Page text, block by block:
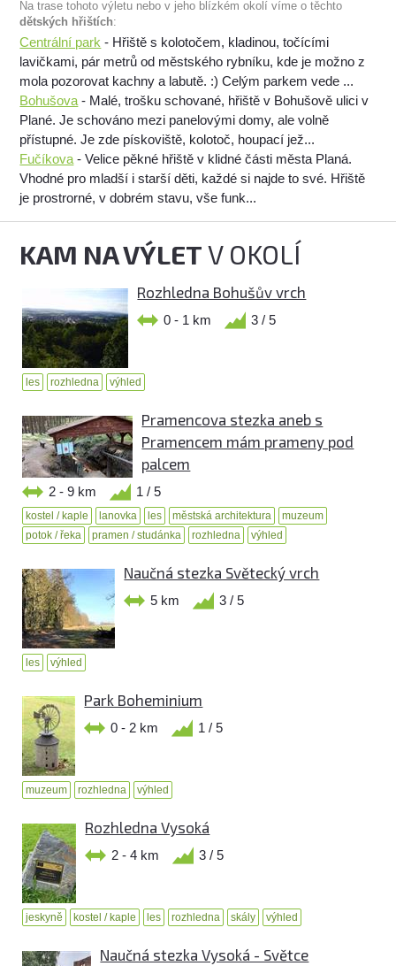
Na trase tohoto výletu nebo v jeho blízkém okolí víme o těchto
dětských hřištích:
Centrální park - Hřiště s kolotočem, kladinou, točícími
lavičkami, pár metrů od městského rybníku, kde je možno z
mola pozorovat kachny a labutě. :) Celým parkem vede ...
Bohušova - Malé, trošku schované, hřiště v Bohušově ulici v
Plané. Je schováno mezi panelovými domy, ale volně
přístupné. Je zde pískoviště, kolotoč, houpací jež...
Fučíkova - Velice pěkné hřiště v klidné části města Planá.
Vhodné pro mladší i starší děti, každé si najde to své. Hřiště
je prostrorné, v dobrém stavu, vše funk...
KAM NA VÝLETV OKOLÍ
Rozhledna Bohušův vrch
0 - 1 km 3 / 5
les rozhledna výhled
Pramencova stezka aneb s
Pramencem mám prameny pod
palcem
2 - 9 km 1 / 5
kostel / kaple lanovka les městská architektura
muzeum
potok / řeka
pramen / studánka rozhledna výhled
Naučná stezka Světecký vrch
5 km 3 / 5
les výhled
Park Boheminium
0 - 2 km 1 / 5
muzeum rozhledna výhled
Rozhledna Vysoká
2 - 4 km 3 / 5
jeskyně kostel / kaple les rozhledna skály výhled
Naučná stezka Vysoká - Světce